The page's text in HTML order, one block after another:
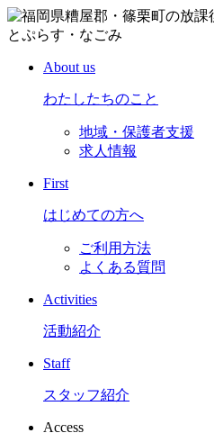
About us
わたしたちのこと
地域・保護者支援
求人情報
First
はじめての方へ
ご利用方法
よくある質問
Activities
活動紹介
Staff
スタッフ紹介
Access